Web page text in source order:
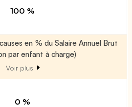
100 %
en % du Salaire Annuel Brut
par enfant à charge)
Voir plus
0 %